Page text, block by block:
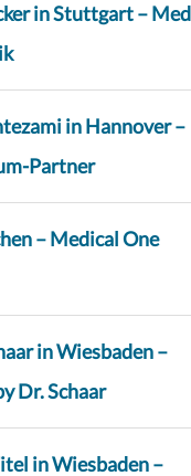
in Stuttgart –
in Hannover –
Partner
– Medical One
in Wiesbaden –
Dr. Schaar
in Wiesbaden –